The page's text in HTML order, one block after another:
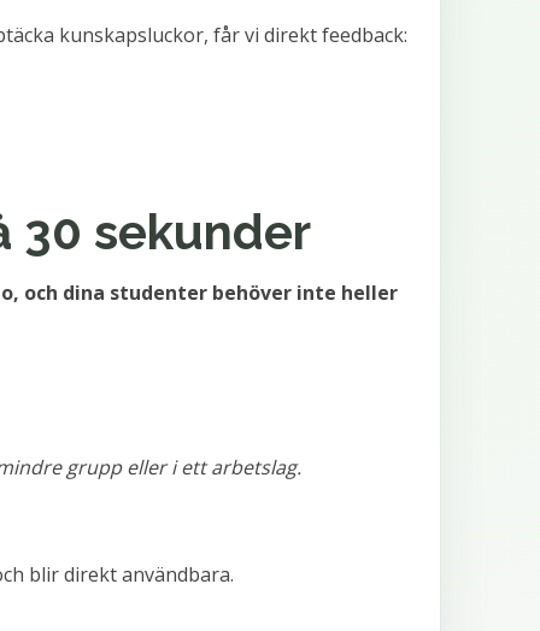
kunskapsluckor, får vi direkt feedback:
30 sekunder
och dina studenter behöver inte heller
grupp eller i ett arbetslag.
blir direkt användbara.